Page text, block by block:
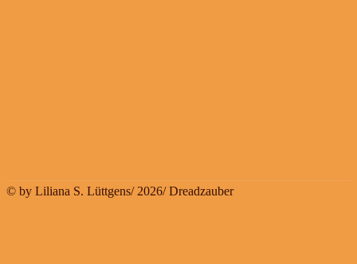
© by Liliana S. Lüttgens/ 2026/ Dreadzauber